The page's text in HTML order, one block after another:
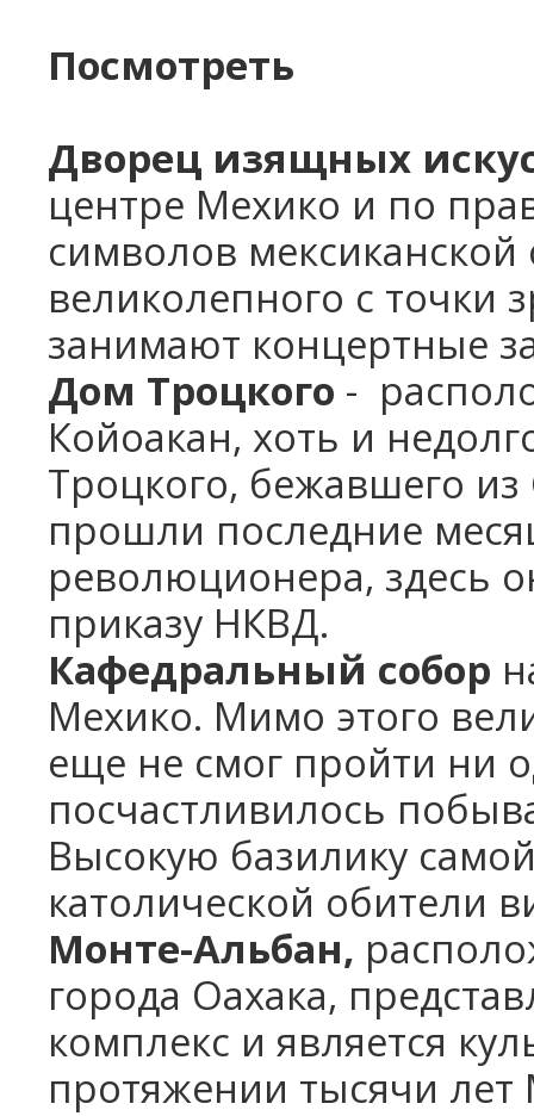
Посмотреть
Дворец изящных
центре Мехико и по
символов
великолепного с точки
занимают концертные
Дом Троцкого -
Койоакан, хоть и
Троцкого, бежавшего из
прошли последние
революционера, здесь
приказу НКВД.
Кафедральный собор
Мехико. Мимо этого
еще не смог пройти ни
посчастливилось
Высокую базилику
католической обители
Монте-Альбан,
города Оахака,
комплекс и является
протяжении тысячи лет